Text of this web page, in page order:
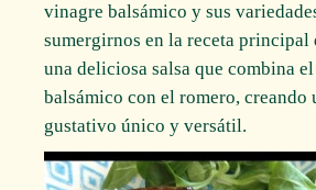
vinagre balsámico y sus
sumergirnos en la receta principal
una deliciosa salsa que combina
balsámico con el romero, creando
gustativo único y versátil.